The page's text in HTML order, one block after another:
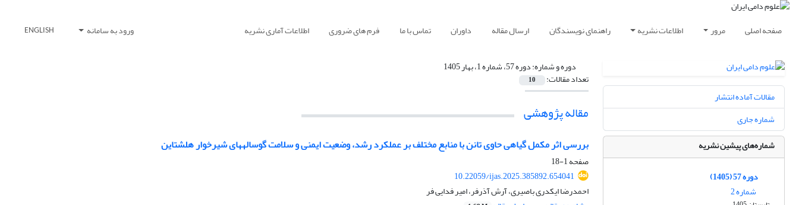
صفحه اصلی مرور اطلاعات نشریه راهنمای نویسندگان ارسال مقاله داوران تماس با ما فرم های ضروری اطلاعات آماری نشریه ورود به سامانه ENGLISH
دوره و شماره:دوره 57، شماره 1، بهار 1405
تعداد مقالات: 10
مقاله پژوهشی
بررسی اثر مکمل گیاهی حاوی تانن با منابع مختلف بر عملکرد رشد، وضعیت ایمنی و سلامت گوساله‫های شیرخوار هلشتاین‬
صفحه1-18
10.22059/ijas.2025.385892.654041
احمدرضا ایکدری باصیری، آرش آذرفر، امیر فدایی فر
مقالات آماده انتشار
شماره جاری
شماره‌های پیشین نشریه
دوره 57 (1405)
شماره 2